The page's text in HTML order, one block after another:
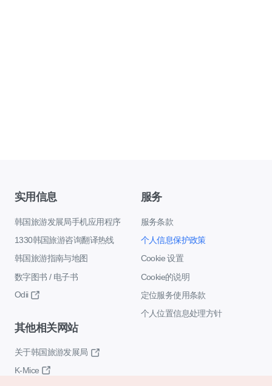
实用信息
韩国旅游发展局手机应用程序
1330韩国旅游咨询翻译热线
韩国旅游指南与地图
数字图书 / 电子书
Odii
服务
服务条款
个人信息保护政策
Cookie 设置
Cookie的说明
定位服务使用条款
个人位置信息处理方针
其他相关网站
关于韩国旅游发展局
K-Mice